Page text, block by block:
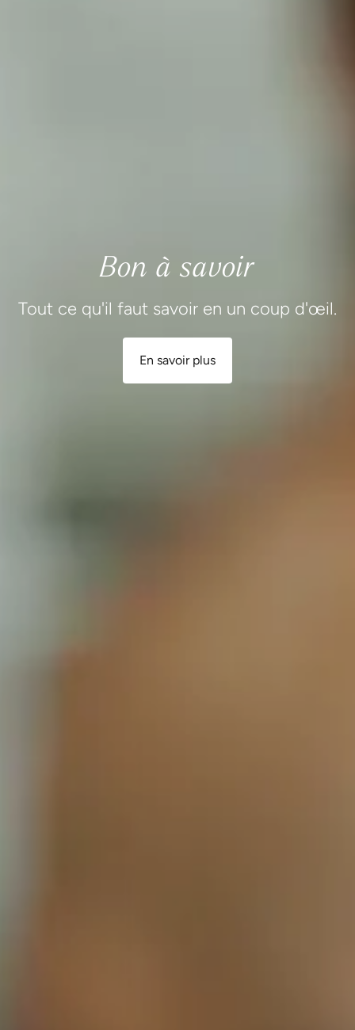
Bon à savoir
Tout ce qu'il faut savoir en un coup d'œil.
En savoir plus